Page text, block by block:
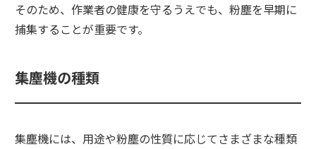
そのため、作業者の健康を守るうえでも、粉塵を早期に
捕集することが重要です。
集塵機の種類
集塵機には、用途や粉塵の性質に応じてさまざまな種類